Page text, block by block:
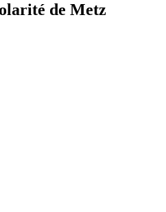
de Metz